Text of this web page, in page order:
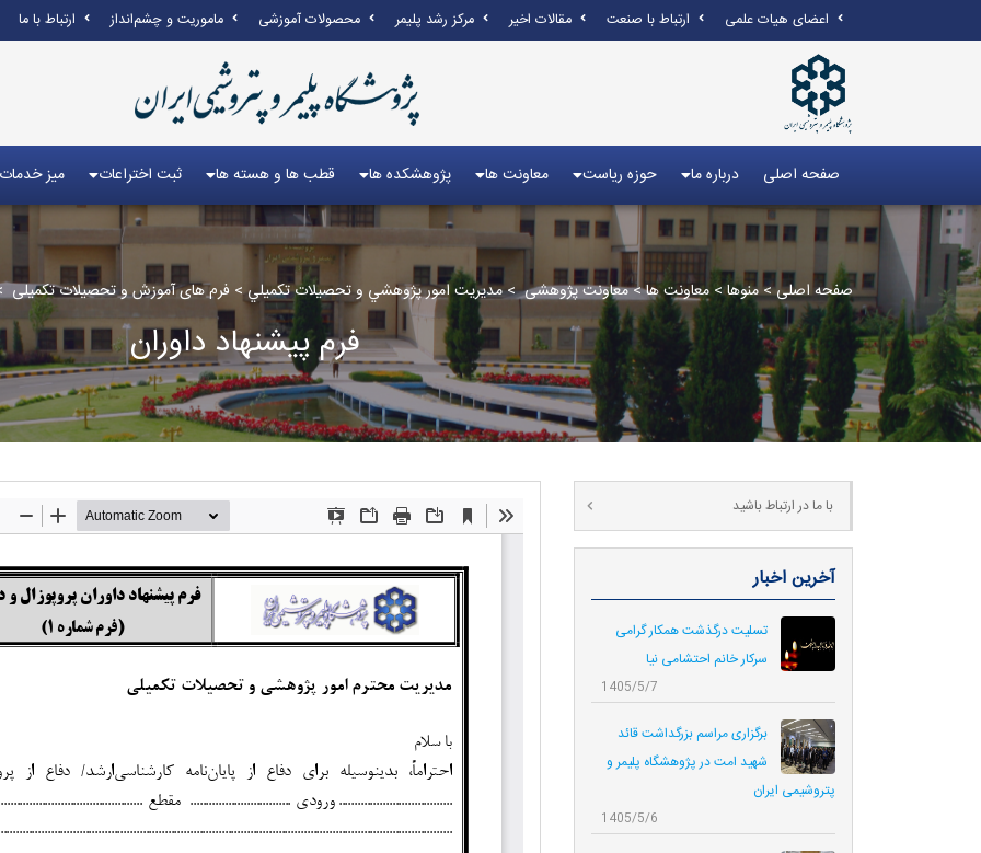
اعضای هیات علمی ارتباط با صنعت مقالات اخیر مرکز رشد پلیمر محصولات آموزشی ماموریت و چشم‌انداز ارتباط با ما
صفحه اصلی درباره ما حوزه ریاست معاونت ها پژوهشکده ها قطب ها و هسته ها ثبت اختراعات میز خدمات
فرم پيشنهاد داوران
صفحه اصلی>منوها> معاونت ها>معاونت پژوهشی>مديريت امور پژوهشي و تحصيلات تكميلي > فرم های آموزش و تحصیلات تکمیلی
با ما در ارتباط باشید
آخرین اخبار
تسلیت درگذشت همکار گرامی
سرکار خانم احتشامی نیا
1405/5/7
برگزاری مراسم بزرگداشت قائد
شهید امت در پژوهشگاه پلیمر و
پتروشیمی ایران
1405/5/6